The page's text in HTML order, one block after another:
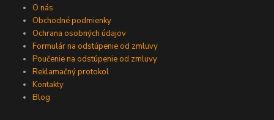
O nás
Obchodné podmienky
Ochrana osobných údajov
Formulár na odstúpenie od zmluvy
Poučenie na odstúpenie od zmluvy
Reklamačný protokol
Kontakty
Blog